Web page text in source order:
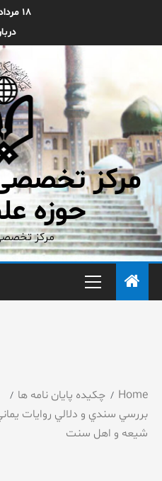
۱۸ مرداد ۱۴۰۵
مرکز
حوزه
مرکز
Home
چکیده پایان نامه ها
بررسي سندي و دلالي روايات
شيعه و اهل سنت